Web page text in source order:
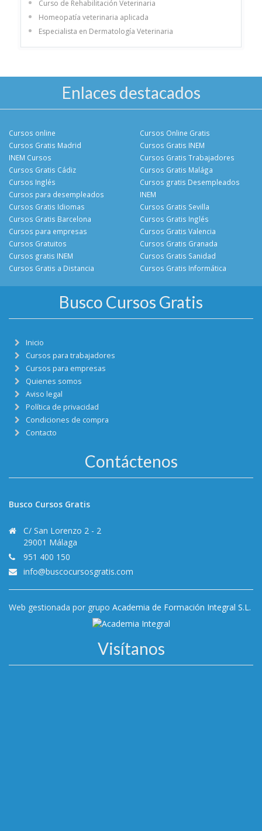
Curso de Rehabilitación Veterinaria
Homeopatía veterinaria aplicada
Especialista en Dermatología Veterinaria
Enlaces destacados
Cursos online
Cursos Gratis Madrid
INEM Cursos
Cursos Gratis Cádiz
Cursos Online Gratis
Cursos Gratis INEM
Cursos Gratis Trabajadores
Cursos Gratis Malága
Cursos Inglés
Cursos para desempleados
Cursos Gratis Idiomas
Cursos Gratis Barcelona
Cursos gratis Desempleados
INEM
Cursos Gratis Sevilla
Cursos Gratis Inglés
Cursos para empresas
Cursos Gratuitos
Cursos gratis INEM
Cursos Gratis a Distancia
Cursos Gratis Valencia
Cursos Gratis Granada
Cursos Gratis Sanidad
Cursos Gratis Informática
Busco Cursos Gratis
Inicio
Cursos para trabajadores
Cursos para empresas
Quienes somos
Aviso legal
Política de privacidad
Condiciones de compra
Contacto
Contáctenos
Busco Cursos Gratis
C/ San Lorenzo 2 - 2
29001 Málaga
951 400 150
info@buscocursosgratis.com
Web gestionada por grupo Academia de Formación Integral S.L.
Visítanos